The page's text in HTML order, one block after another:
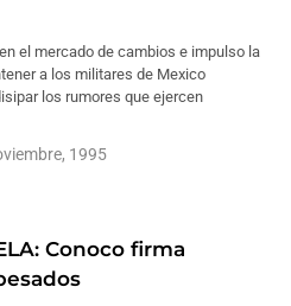
el mercado de cambios e impulso la
a los militares de Mexico
los rumores que ejercen
1995
Conoco firma